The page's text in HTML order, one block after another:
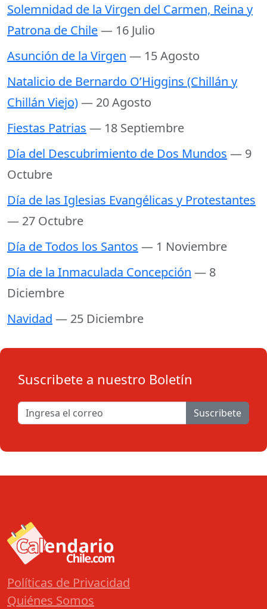
Solemnidad de la Virgen del Carmen, Reina y
Patrona de Chile— 16 Julio
Asunción de la Virgen — 15 Agosto
Natalicio de Bernardo O’Higgins (Chillán y
Chillán Viejo)— 20 Agosto
Fiestas Patrias — 18 Septiembre
Día del Descubrimiento de Dos Mundos — 9
Octubre
Día de las Iglesias Evangélicas y Protestantes
— 27 Octubre
Día de Todos los Santos — 1 Noviembre
Día de la Inmaculada Concepción — 8
Diciembre
Navidad — 25 Diciembre
Suscribete a nuestro Boletín
Suscribete
Políticas de Privacidad
Quiénes Somos